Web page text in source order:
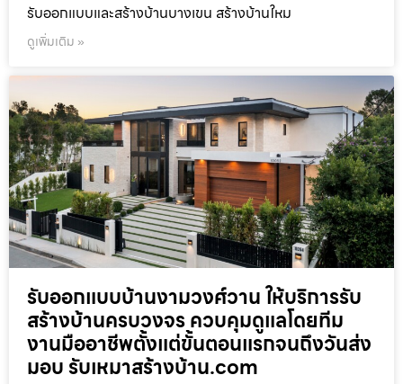
รับออกแบบและสร้างบ้านบางเขน สร้างบ้านใหม
ดูเพิ่มเติม »
รับออกแบบบ้านงามวงศ์วาน ให้บริการรับ
สร้างบ้านครบวงจร ควบคุมดูแลโดยทีม
งานมืออาชีพตั้งแต่ขั้นตอนแรกจนถึงวันส่ง
มอบ รับเหมาสร้างบ้าน.com